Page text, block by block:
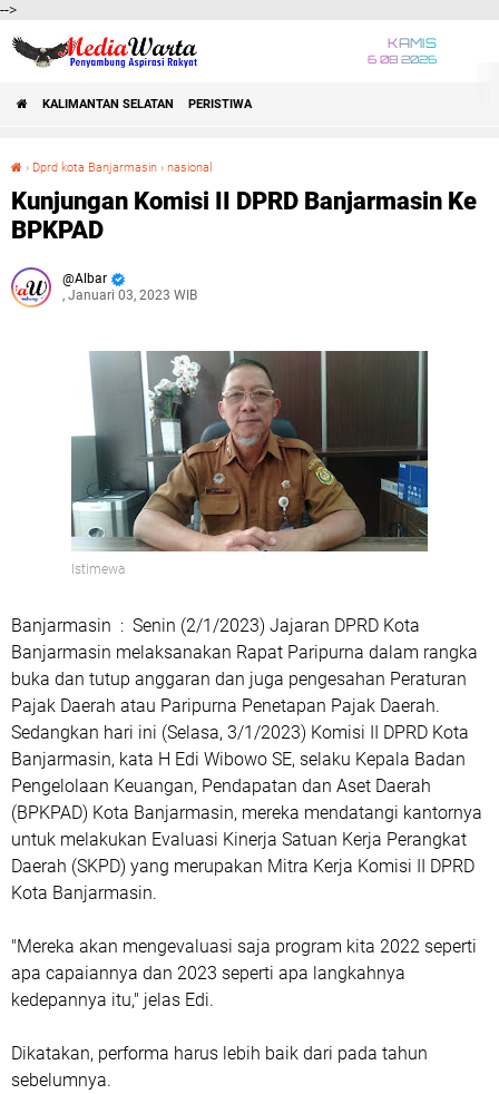
-->
KAMIS
6 08 2026
KALIMANTAN SELATAN PERISTIWA
› Dprd kota Banjarmasin › nasional
Kunjungan Komisi II DPRD Banjarmasin Ke
BPKPAD
Albar
, Januari 03, 2023 WIB
Istimewa
Banjarmasin : Senin (2/1/2023) Jajaran DPRD Kota
Banjarmasin melaksanakan Rapat Paripurna dalam rangka
buka dan tutup anggaran dan juga pengesahan Peraturan
Pajak Daerah atau Paripurna Penetapan Pajak Daerah.
Sedangkan hari ini (Selasa, 3/1/2023) Komisi II DPRD Kota
Banjarmasin, kata H Edi Wibowo SE, selaku Kepala Badan
Pengelolaan Keuangan, Pendapatan dan Aset Daerah
(BPKPAD) Kota Banjarmasin, mereka mendatangi kantornya
untuk melakukan Evaluasi Kinerja Satuan Kerja Perangkat
Daerah (SKPD) yang merupakan Mitra Kerja Komisi II DPRD
Kota Banjarmasin.
"Mereka akan mengevaluasi saja program kita 2022 seperti
apa capaiannya dan 2023 seperti apa langkahnya
kedepannya itu," jelas Edi.
Dikatakan, performa harus lebih baik dari pada tahun
sebelumnya.